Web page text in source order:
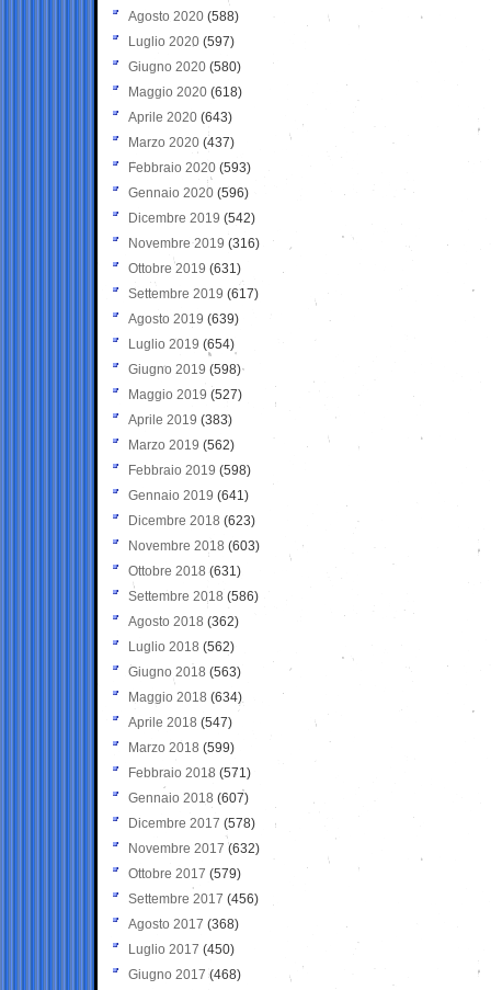
Agosto 2020 (588)
Luglio 2020 (597)
Giugno 2020 (580)
Maggio 2020 (618)
Aprile 2020 (643)
Marzo 2020 (437)
Febbraio 2020 (593)
Gennaio 2020 (596)
Dicembre 2019 (542)
Novembre 2019 (316)
Ottobre 2019 (631)
Settembre 2019 (617)
Agosto 2019 (639)
Luglio 2019 (654)
Giugno 2019 (598)
Maggio 2019 (527)
Aprile 2019 (383)
Marzo 2019 (562)
Febbraio 2019 (598)
Gennaio 2019 (641)
Dicembre 2018 (623)
Novembre 2018 (603)
Ottobre 2018 (631)
Settembre 2018 (586)
Agosto 2018 (362)
Luglio 2018 (562)
Giugno 2018 (563)
Maggio 2018 (634)
Aprile 2018 (547)
Marzo 2018 (599)
Febbraio 2018 (571)
Gennaio 2018 (607)
Dicembre 2017 (578)
Novembre 2017 (632)
Ottobre 2017 (579)
Settembre 2017 (456)
Agosto 2017 (368)
Luglio 2017 (450)
Giugno 2017 (468)